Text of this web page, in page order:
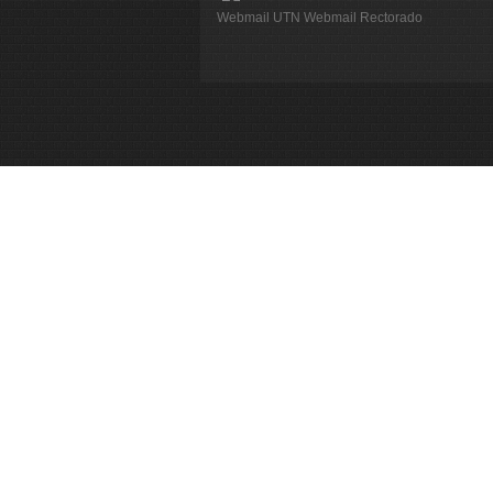
Webmail UTN Webmail Rectorado